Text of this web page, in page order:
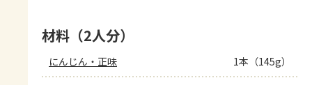
材料（2人分）
にんじん・正味 1本（145g）